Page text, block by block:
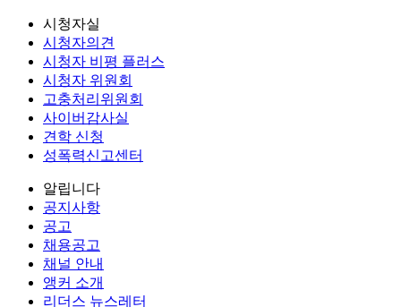
시청자실
시청자의견
시청자 비평 플러스
시청자 위원회
고충처리위원회
사이버감사실
견학 신청
성폭력신고센터
알립니다
공지사항
공고
채용공고
채널 안내
앵커 소개
리더스 뉴스레터